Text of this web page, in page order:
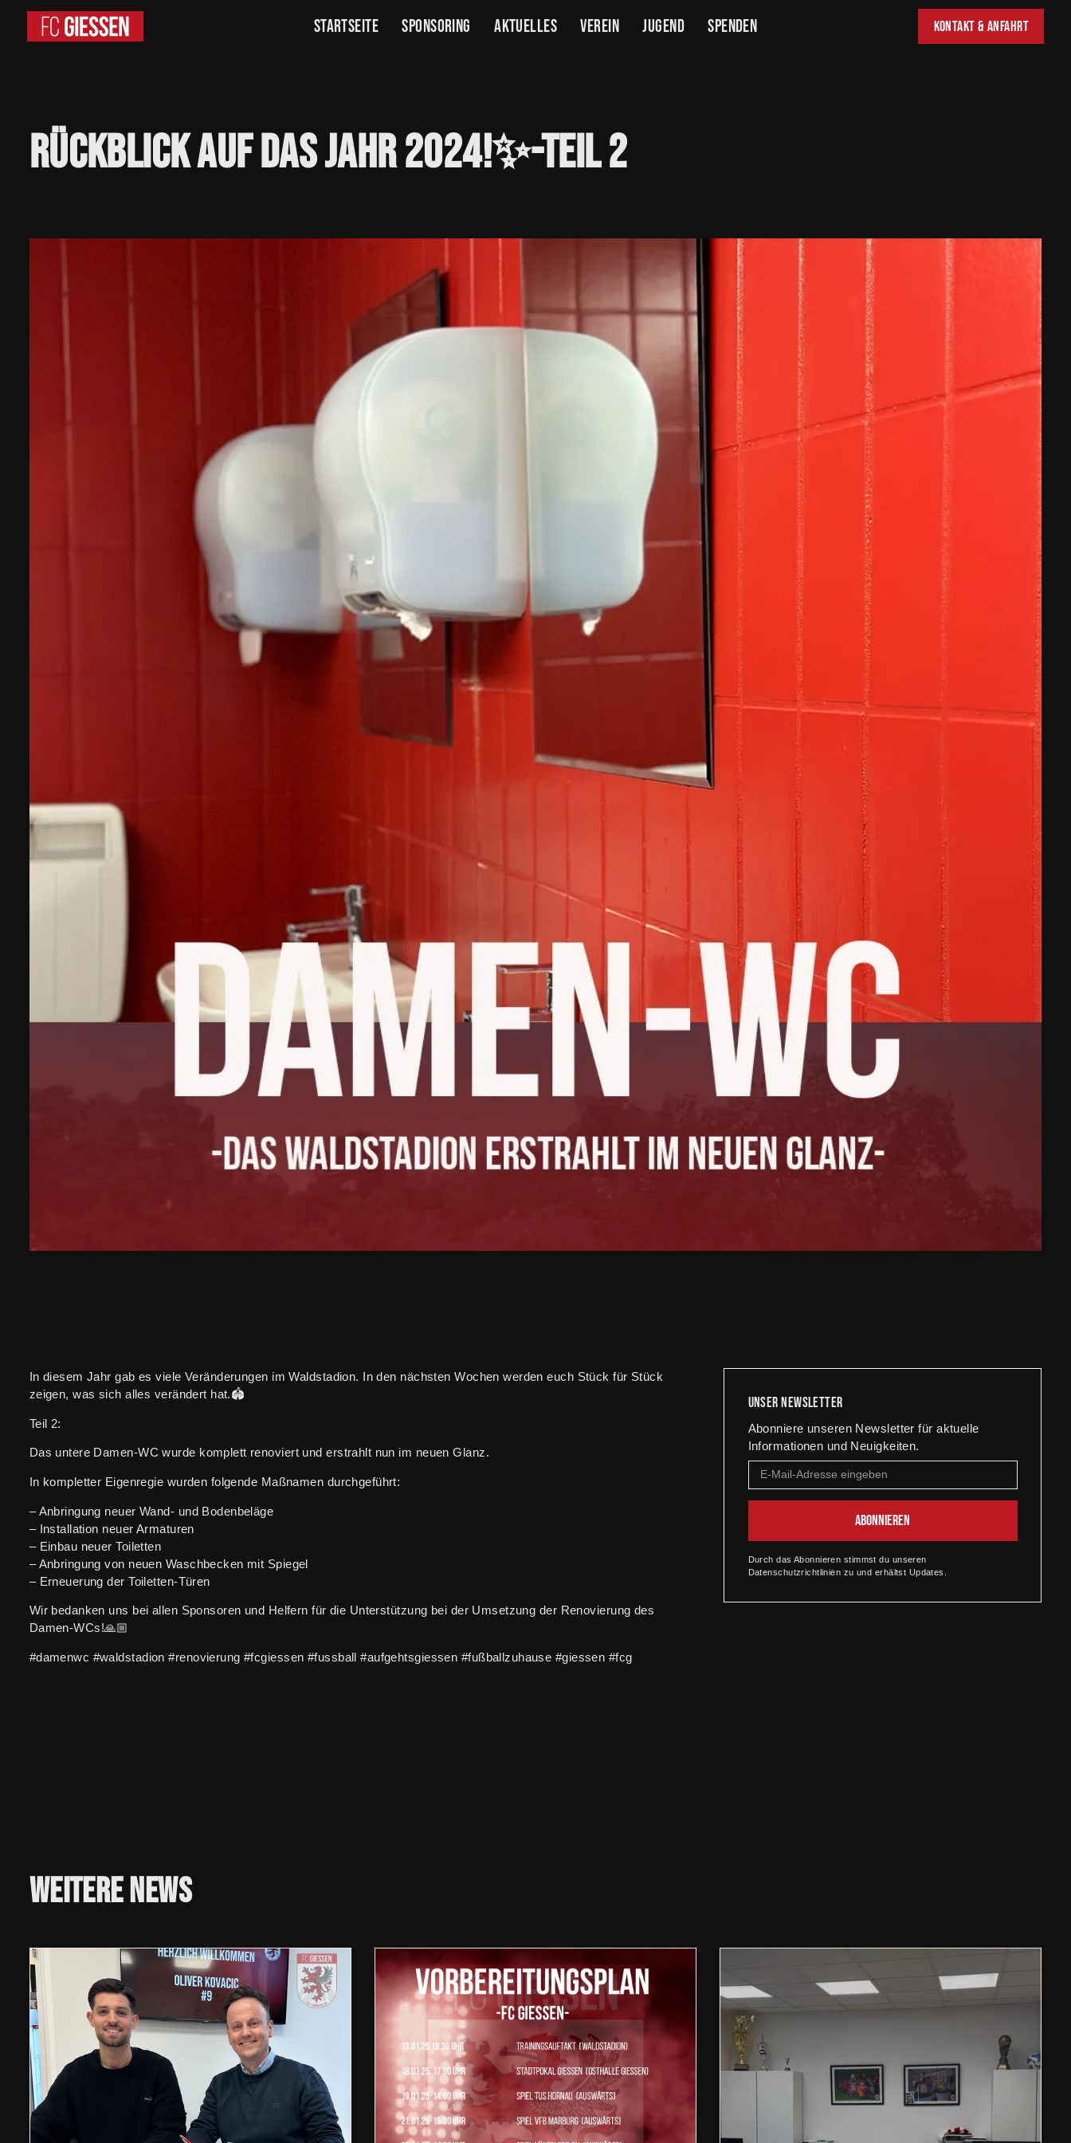
Startseite Sponsoring Aktuelles Verein Jugend Spenden Kontakt & Anfahrt
RückblickaufdasJahr2024!✨-Teil2
In diesem Jahr gab es viele Veränderungen im Waldstadion. In den nächsten Wochen werden euch Stück für Stück
zeigen, was sich alles verändert hat.🏟️
Teil 2:
Das untere Damen-WC wurde komplett renoviert und erstrahlt nun im neuen Glanz.
In kompletter Eigenregie wurden folgende Maßnamen durchgeführt:
– Anbringung neuer Wand- und Bodenbeläge
– Installation neuer Armaturen
– Einbau neuer Toiletten
– Anbringung von neuen Waschbecken mit Spiegel
– Erneuerung der Toiletten-Türen
Wir bedanken uns bei allen Sponsoren und Helfern für die Unterstützung bei der Umsetzung der Renovierung des
Damen-WCs!🙏🏼
#damenwc #waldstadion #renovierung #fcgiessen #fussball #aufgehtsgiessen #fußballzuhause #giessen #fcg
Unser newsletter
Abonniere unseren Newsletter für aktuelle
Informationen und Neuigkeiten.
Durch das Abonnieren stimmst du unseren
Datenschutzrichtlinien zu und erhältst Updates.
WeitereNews